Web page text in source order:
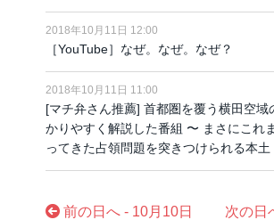
2018年10月11日 12:00
［YouTube］なぜ。なぜ。なぜ？
2018年10月11日 11:00
[マチ弁さん推薦] 首都圏を覆う横田空域
かりやすく解説した番組 〜 まさにこれ
ってきた占領問題を突きつけられる本土
前の日へ - 10月10日
次の日